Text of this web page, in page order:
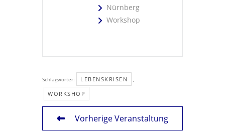
Nürnberg
Workshop
Schlagwörter: LEBENSKRISEN ,
WORKSHOP
Vorherige Veranstaltung